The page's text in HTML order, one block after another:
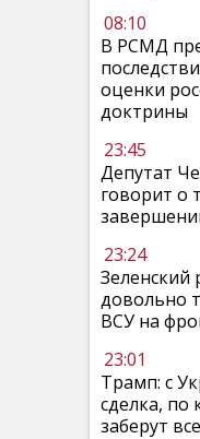
08:10
В РСМД
оценки
доктрины
23:45
Депутат
говорит о
23:24
Зеленский
довольно
ВСУ на
23:01
Трамп: с
сделка,
заберут